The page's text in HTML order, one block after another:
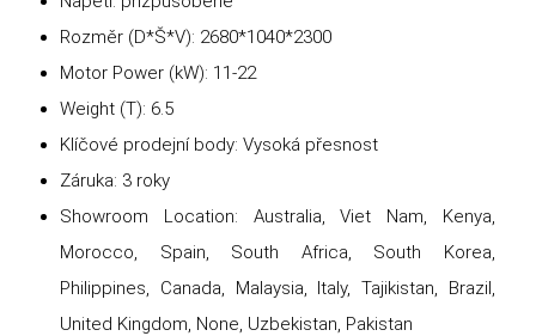
Rozměr (D*Š*V): 2680*1040*2300
Motor Power (kW): 11-22
Weight (T): 6.5
Klíčové prodejní body: Vysoká přesnost
Záruka: 3 roky
Showroom Location: Australia, Viet Nam, Kenya,
Morocco, Spain, South Africa, South Korea,
Philippines, Canada, Malaysia, Italy, Tajikistan, Brazil,
United Kingdom, None, Uzbekistan, Pakistan